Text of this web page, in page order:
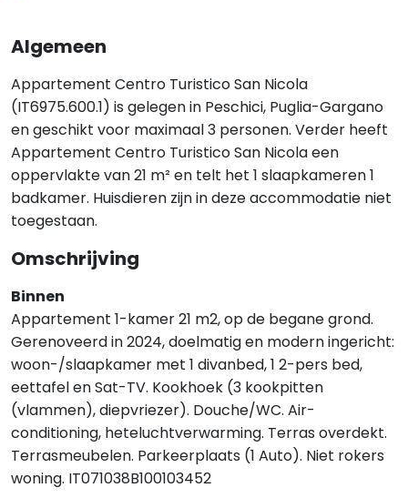
Algemeen
Appartement Centro Turistico San Nicola
(IT6975.600.1) is gelegen in Peschici, Puglia-Gargano
en geschikt voor maximaal 3 personen. Verder heeft
Appartement Centro Turistico San Nicola een
oppervlakte van 21 m² en telt het 1 slaapkameren 1
badkamer. Huisdieren zijn in deze accommodatie niet
toegestaan.
Omschrijving
Binnen
Appartement 1-kamer 21 m2, op de begane grond.
Gerenoveerd in 2024, doelmatig en modern ingericht:
woon-/slaapkamer met 1 divanbed, 1 2-pers bed,
eettafel en Sat-TV. Kookhoek (3 kookpitten
(vlammen), diepvriezer). Douche/WC. Air-
conditioning, heteluchtverwarming. Terras overdekt.
Terrasmeubelen. Parkeerplaats (1 Auto). Niet rokers
woning. IT071038B100103452